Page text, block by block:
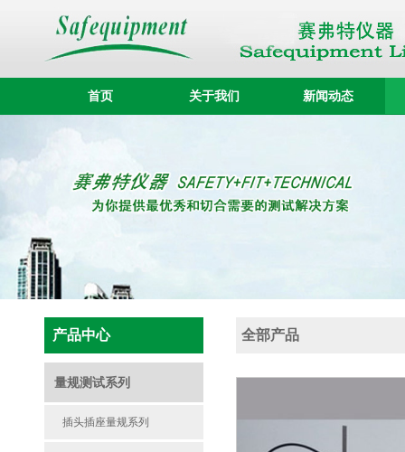
首页 关于我们 新闻动态
产品中心
量规测试系列
插头插座量规系列
全部产品